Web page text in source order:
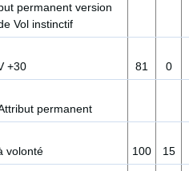
permanent version
Vol instinctif
+30 81 0
permanent
volonté 100 15